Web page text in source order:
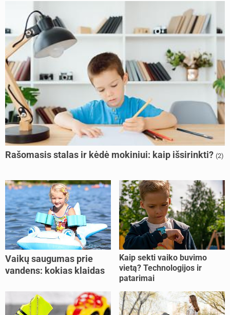
Rašomasis stalas ir kėdė mokiniui: kaip išsirinkti? (2)
Vaikų saugumas prie
vandens: kokias klaidas
Kaip sekti vaiko buvimo
vietą? Technologijos ir
patarimai